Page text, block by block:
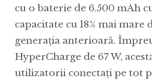
cu o baterie de 6.500 mAh
capacitate cu 18% mai mare
generația anterioară.
HyperCharge de 67 W,
utilizatorii conectați pe tot